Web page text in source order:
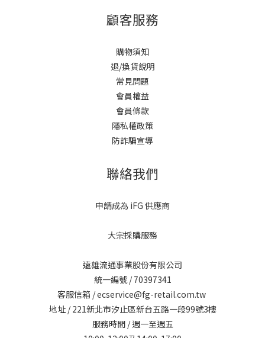
顧客服務
購物須知
退/換貨說明
常見問題
會員權益
會員條款
隱私權政策
防詐騙宣導
聯絡我們
申請成為 iFG 供應商
大宗採購服務
遠雄流通事業股份有限公司
統一編號 / 70397341
客服信箱 / ecservice@fg-retail.com.tw
地址 / 221新北市汐止區新台五路一段99號3樓
服務時間 / 週一至週五